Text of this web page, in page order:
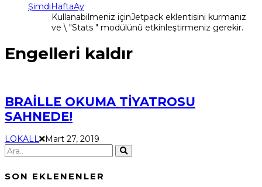
ŞimdiHaftaAy
Kullanabilmeniz içinJetpack eklentisini kurmanız
ve \ "Stats " modülünü etkinleştirmeniz gerekir.
Engelleri kaldır
BRAİLLE OKUMA TİYATROSU
SAHNEDE!
LOKALL Mart 27, 2019
SON EKLENENLER